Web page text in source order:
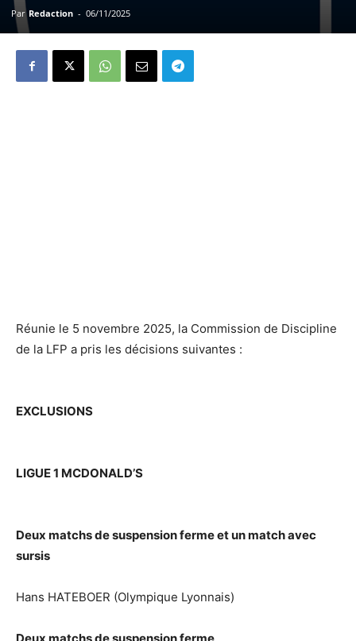
Par Redaction - 06/11/2025
Réunie le 5 novembre 2025, la Commission de Discipline
de la LFP a pris les décisions suivantes :
EXCLUSIONS
LIGUE 1 MCDONALD’S
Deux matchs de suspension ferme et un match avec
sursis
Hans HATEBOER (Olympique Lyonnais)